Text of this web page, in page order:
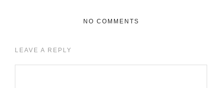
NO COMMENTS
LEAVE A REPLY